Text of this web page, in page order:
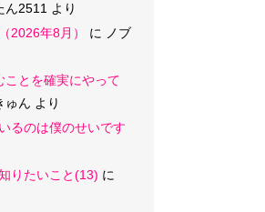
ん2511 より
2026年8月）
に
ノブ
ことを確実にやって
ゅん より
るのは僕のせいです
りたいこと(13) に